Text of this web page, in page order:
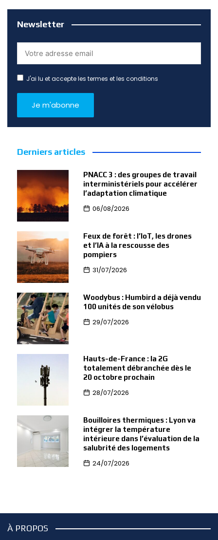
Newsletter
J'ai lu et accepte les termes et les conditions
Derniers articles
PNACC 3 : des groupes de travail
interministériels pour accélérer
l’adaptation climatique
06/08/2026
Feux de forêt : l’IoT, les drones
et l’IA à la rescousse des
pompiers
31/07/2026
Woodybus : Humbird a déjà vendu
100 unités de son vélobus
29/07/2026
Hauts-de-France : la 2G
totalement débranchée dès le
20 octobre prochain
28/07/2026
Bouilloires thermiques : Lyon va
intégrer la température
intérieure dans l’évaluation de la
salubrité des logements
24/07/2026
À PROPOS